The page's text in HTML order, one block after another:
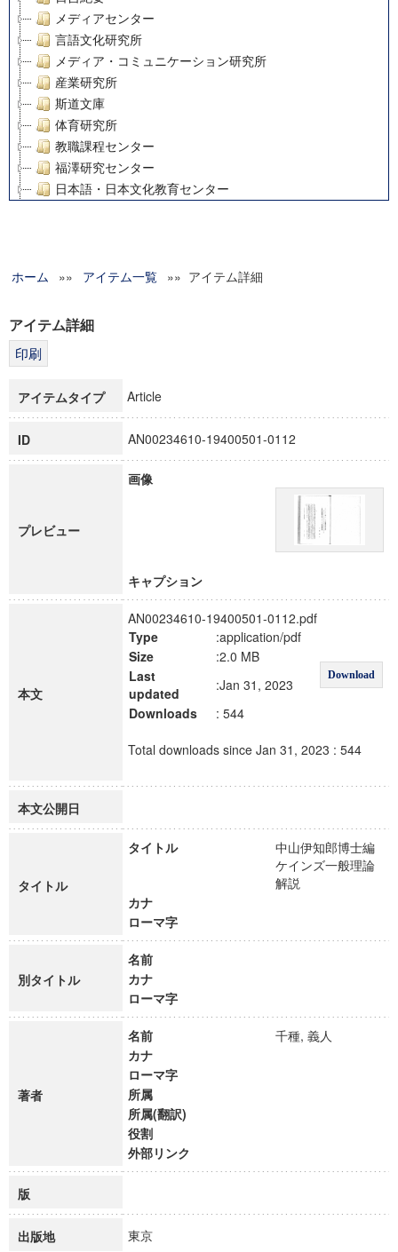
メディアセンター
言語文化研究所
メディア・コミュニケーション研究所
産業研究所
斯道文庫
体育研究所
教職課程センター
福澤研究センター
日本語・日本文化教育センター
グローバルリサーチインスティテュート
科学研究費補助金研究成果報告書
博士課程教育リーディングプログラム「超成熟社会発展のサ
ホーム »» アイテム一覧 »» アイテム詳細
アイテム詳細
アイテムタイプ Article
ID AN00234610-19400501-0112
プレビュー
画像
キャプション
本文
AN00234610-19400501-0112.pdf
Type
:application/pdf
Download
Size
:2.0 MB
Last
updated
:Jan 31, 2023
Downloads
: 544
Total downloads since Jan 31, 2023 : 544
本文公開日
タイトル
タイトル
中山伊知郎博士編
ケインズ一般理論
解説
カナ
ローマ字
別タイトル
名前
カナ
ローマ字
著者
名前
千種, 義人
カナ
ローマ字
所属
所属(翻訳)
役割
外部リンク
版
出版地 東京